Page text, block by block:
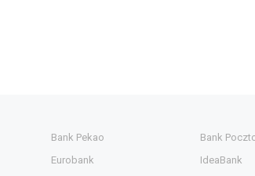
Bank Pekao Bank
Eurobank IdeaBank